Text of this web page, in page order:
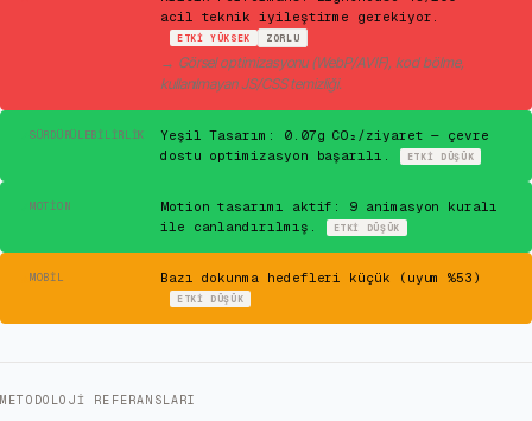
acil teknik iyileştirme gerekiyor.
ETKIYÜKSEK ZORLU
→ Görsel optimizasyonu (WebP/AVIF), kod bölme,
kullanılmayan JS/CSS temizliği.
SÜRDÜRÜLEBILIRLIK
Yeşil Tasarım: 0.07g CO₂/ziyaret — çevre
dostu optimizasyon başarılı.
ETKI DÜŞÜK
MOTION
Motion tasarımı aktif: 9 animasyon kuralı
ile canlandırılmış.
ETKI DÜŞÜK
MOBIL Bazı dokunma hedefleri küçük (uyum %53)
ETKI DÜŞÜK
METODOLOJI REFERANSLARI